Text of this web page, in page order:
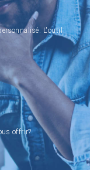
L'outil
offrir?